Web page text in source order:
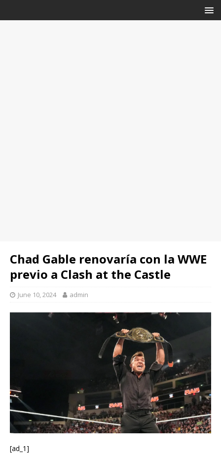
Chad Gable renovaría con la WWE
previo a Clash at the Castle
June 10, 2024 admin
[ad_1]